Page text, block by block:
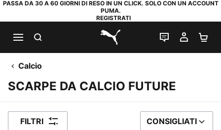
PASSA DA 30 A 60 GIORNI DI RESO IN UN CLICK. SOLO CON UN ACCOUNT
PUMA.
REGISTRATI
PUMA.com
CHAT IL MIO
Calcio
SCARPE DA CALCIO FUTURE
FILTRI ORDINA PER
CONSIGLIATI